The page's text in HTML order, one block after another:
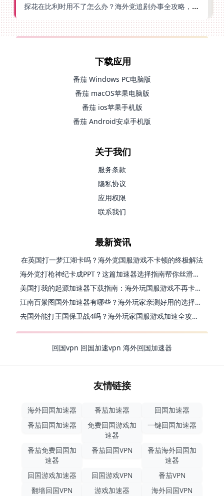
探花在比利时用不了怎么办？海外党追剧办事全攻略，选对加速器就够了
下载应用
番茄 Windows PC电脑版
番茄 macOS苹果电脑版
番茄 ios苹果手机版
番茄 Android安卓手机版
关于我们
服务条款
隐私协议
应用权限
联系我们
最新资讯
在英国打一梦江湖卡吗？海外党国服游戏不卡顿的终极解法
海外党打枪神纪卡成PPT？这篇加速器选择指南帮你丝滑上分
美国打我的起源加速器下载指南：海外玩国服游戏不再卡的终极方案
江南百景图国外加速器有哪些？海外玩家亲测好用的选择与避坑指南
去国外能打王国保卫战4吗？海外玩家国服游戏加速全攻略（附公主连结幻想江湖实测）
回国vpn 回国加速vpn 海外回国加速器
友情链接
海外回国加速器 番茄加速器
回国加速器
番茄回国加速器
免费回国游戏加
速器
一键回国加速器
番茄免费回国加
速器
番茄回国VPN
番茄海外回国加
速器
回国游戏加速器
回国游戏VPN
番茄VPN
翻墙回国VPN
游戏加速器
海外回国VPN